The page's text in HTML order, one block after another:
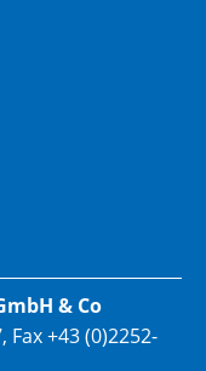
& Co
, Fax +43 (0)2252-